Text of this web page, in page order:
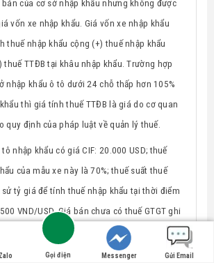
của cơ sở nhập khẩu nhưng không được
vốn xe nhập khẩu. Giá vốn xe nhập khẩu
thuế nhập khẩu cộng (+) thuế nhập khẩu
thuế TTĐB tại khâu nhập khẩu.Trường hợp
nhập khẩu ô tô dưới 24 chỗ thấp hơn 105%
thì giá tính thuế TTĐB là giá do cơ quan
quy định của pháp luật về quản lý thuế.
nhập khẩu có giá CIF: 20.000 USD; thuế
của mẫu xe này là 70%; thuế suất thuế
sử tỷ giá để tính thuế nhập khẩu tại thời điểm
VND/USD. Giá bán chưa có thuế GTGT ghi
nhà nhập khẩu là 1.164.712.500
đồng. Như
của cơ sở nhập khẩu khi bán ô tô như sau:
Gọi điện Messenger Gửi Email